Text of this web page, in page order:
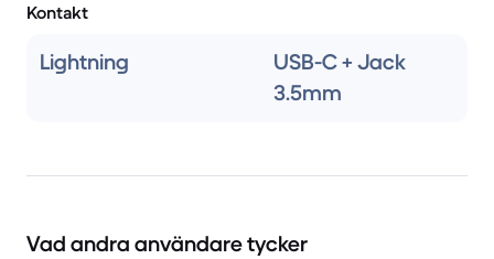
Kontakt
Lightning
USB-C + Jack
3.5mm
Vad andra användare tycker